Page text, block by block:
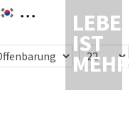
LEBEN
IST
MEHR